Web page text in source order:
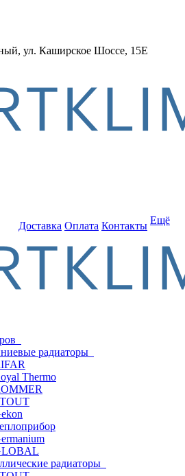
ул. Каширское Шоссе, 15Е
Доставка Оплата Контакты Ещё
радиаторы
Thermo
радиаторы